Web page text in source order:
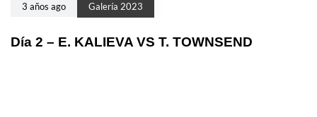
3 años ago Galería 2023
Día 2 – E. KALIEVA VS T. TOWNSEND